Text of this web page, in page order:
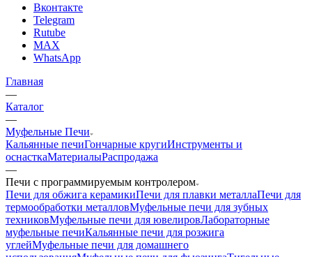
Вконтакте
Telegram
Rutube
MAX
WhatsApp
Главная
—
Каталог
—
Муфельные Печи
Кальянные печиГончарные кругиИнструменты и
оснасткаМатериалыРаспродажа
—
Печи с программируемым контролером
Печи для обжига керамикиПечи для плавки металлаПечи для
термообработки металловМуфельные печи для зубных
техниковМуфельные печи для ювелировЛабораторные
муфельные печиКальянные печи для розжига
углейМуфельные печи для домашнего